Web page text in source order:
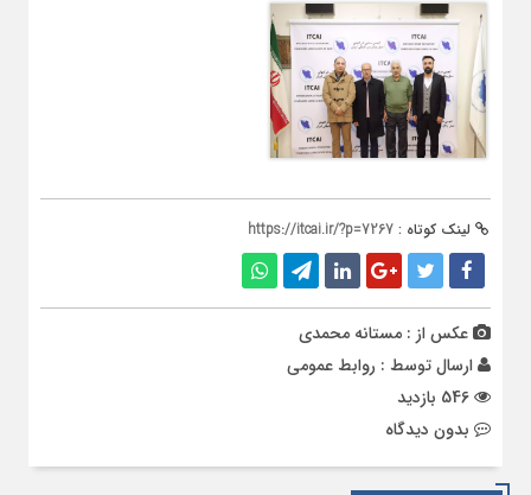
لینک کوتاه : https://itcai.ir/?p=7267
عکس از : مستانه محمدی
ارسال توسط : روابط عمومی
بدون دیدگاه